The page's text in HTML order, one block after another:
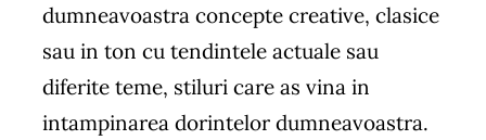
dumneavoastra concepte creative, clasice
sau in ton cu tendintele actuale sau
diferite teme, stiluri care as vina in
intampinarea dorintelor dumneavoastra.